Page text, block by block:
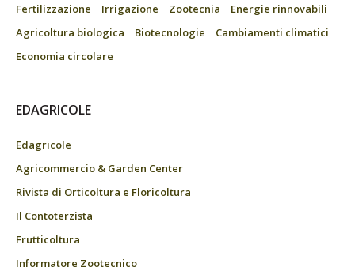
Fertilizzazione
Irrigazione Zootecnia
Energie rinnovabili
Agricoltura biologica
Biotecnologie
Cambiamenti climatici
Economia circolare
EDAGRICOLE
Edagricole
Agricommercio & Garden Center
Rivista di Orticoltura e Floricoltura
Il Contoterzista
Frutticoltura
Informatore Zootecnico